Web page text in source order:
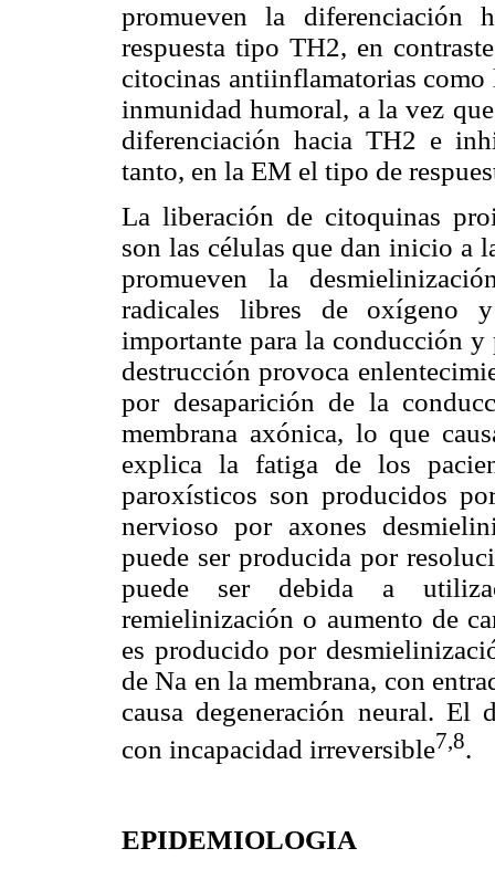
promueven la diferenciación
respuesta tipo TH2, en
citocinas antiinflamatorias
inmunidad humoral, a la vez
diferenciación hacia TH2 e
tanto, en la EM el tipo de
La liberación de citoquinas
son las células que dan inicio a
promueven la
radicales libres de oxígeno
importante para la conducción
destrucción provoca
por desaparición de la
membrana axónica, lo que
explica la fatiga de los
paroxísticos son producidos
nervioso por axones
puede ser producida por
puede ser debida a
remielinización o aumento de
es producido por
de Na en la membrana, con
causa degeneración neural. El
con incapacidad irreversible7,8.
EPIDEMIOLOGIA